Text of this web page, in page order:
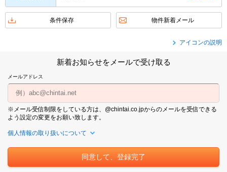
条件保存 物件新着メール
アイコンの説明
新着お知らせをメールで受け取る
メールアドレス
※メール受信制限をしている方は、@chintai.co.jpからのメールを受信できる
よう設定の変更をお願い致します。
個人情報の取り扱いについて